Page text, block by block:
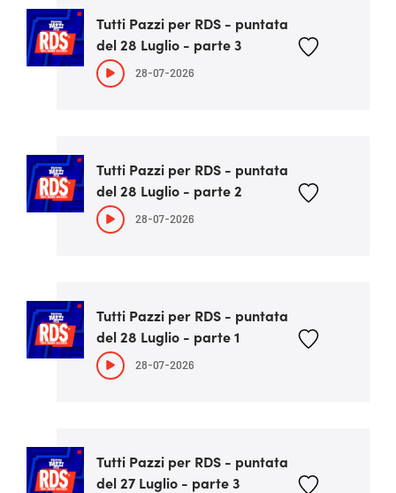
Tutti Pazzi per RDS - puntata
del 28 Luglio - parte 3
28-07-2026
Tutti Pazzi per RDS - puntata
del 28 Luglio - parte 2
28-07-2026
Tutti Pazzi per RDS - puntata
del 28 Luglio - parte 1
28-07-2026
Tutti Pazzi per RDS - puntata
del 27 Luglio - parte 3